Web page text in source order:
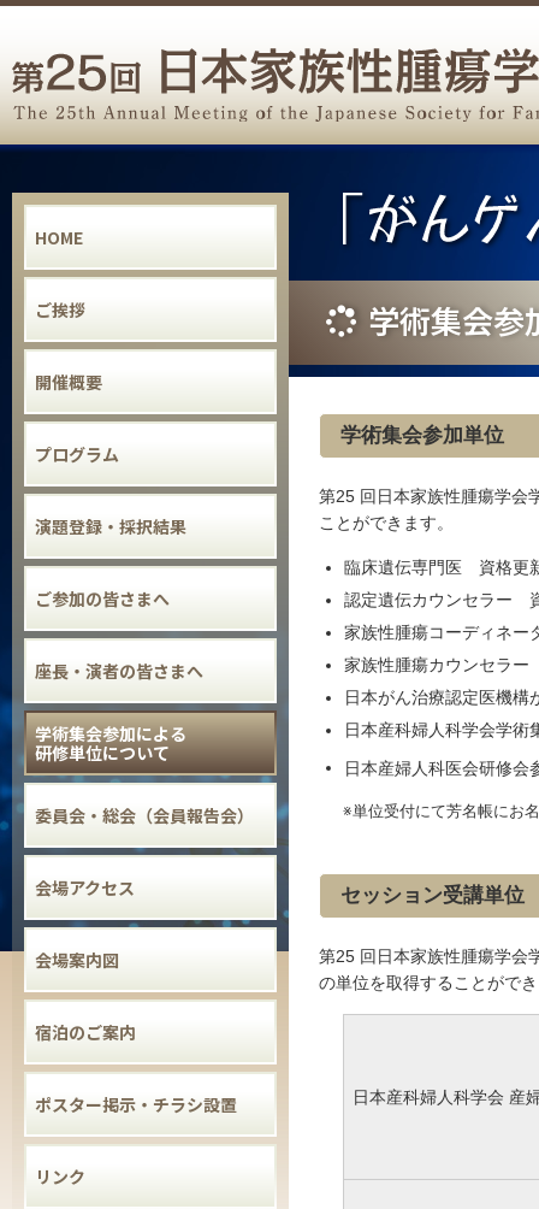
学術集会参
学術集会参加単位
第25 回日本家族性腫瘍学会
ことができます。
臨床遺伝専門医 資格更
認定遺伝カウンセラー
家族性腫瘍コーディネ
家族性腫瘍カウンセラ
日本がん治療認定医機構
日本産科婦人科学会学
日本産婦人科医会研修会
※単位受付にて芳名帳にお
セッション受講単位
第25 回日本家族性腫瘍学会
の単位を取得することがで
日本産科婦人科学会 産
HOME
ご挨拶
開催概要
プログラム
演題登録・採択結果
ご参加の皆さまへ
座長・演者の皆さまへ
学術集会参加による
研修単位について
委員会・総会（会員報告会）
会場アクセス
会場案内図
宿泊のご案内
ポスター掲示・チラシ設置
リンク